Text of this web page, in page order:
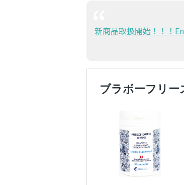
新商品取扱開始！！！